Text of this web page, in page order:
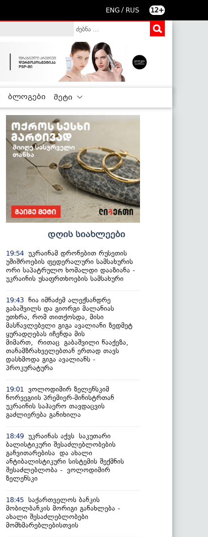
ENG / RUS 12+
ბლოგები მეტი
დღის სიახლეები
19:54 უკრაინამ დრონებით რუსეთის
უშიშროების ფედერალური სამსახურის
ორი საპატრულო ხომალდი დააზიანა -
უკრაინის უსაფრთხოების სამსახური
19:43 ნია იმნაძემ ალექსანდრე
გაბაშვილს და გიორგი მალანიას
უთხრა, რომ თითქოსდა, მისი
მასწავლებელი გიგა ავალიანი ზედმეტ
ყურადღებას იჩენდა მის
მიმართ, რითაც გაბაშვილი წააქეზა,
თანამზრახველებთან ერთად თავს
დასხმოდა გიგა ავალიანს -
პროკურატურა
19:01
ვოლოდიმირ ზელენსკიმ
ნორვეგიის პრემიერ-მინისტრთან
უკრაინის საჰაერო თავდაცვის
გაძლიერება განიხილა
18:49 უკრაინას აქვს საკუთარი
ბალისტიკური შესაძლებლობების
განვითარებისა და ახალი
ანტიბალისტიკური სისტემის შექმნის
შესაძლებლობა - ვოლოდიმირ
ზელენსკი
18:45 საქართველოს ბანკის
მობილბანკის მორიგი განახლება -
ახალი შესაძლებლობები
მომხმარებლებისთვის